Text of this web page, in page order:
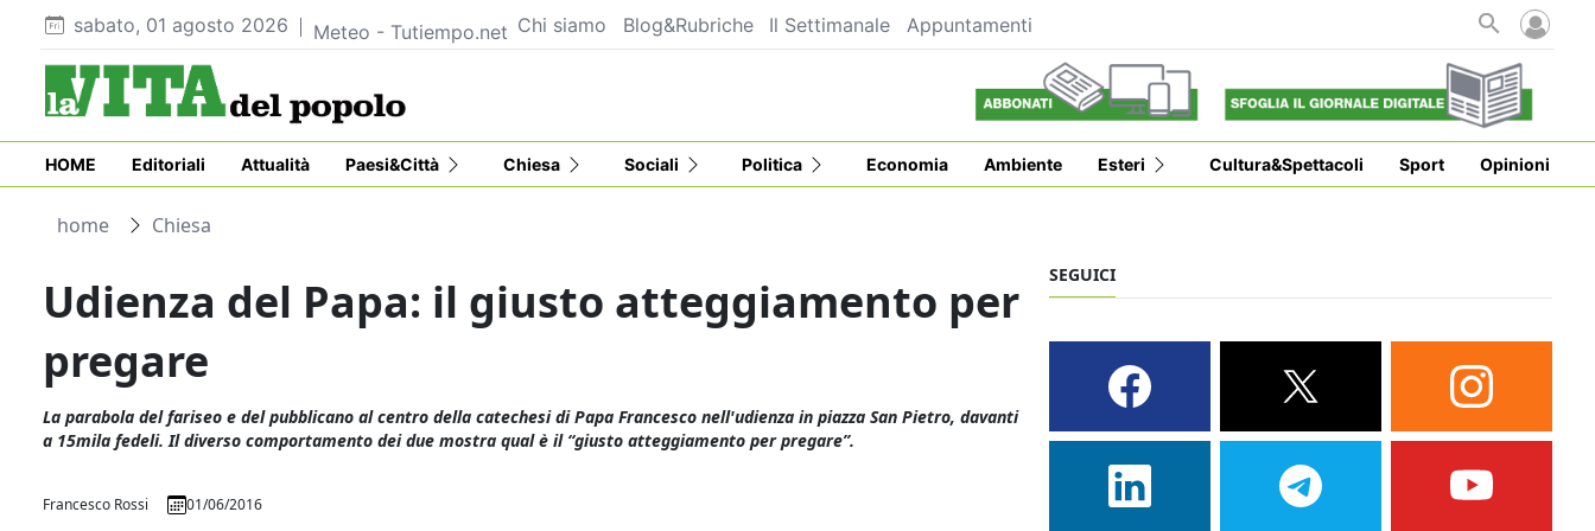
sabato, 01 agosto 2026 Meteo - Tutiempo.net Chi siamo Blog&Rubriche Il Settimanale Appuntamenti
HOME Editoriali Attualità Paesi&Città Chiesa Sociali Politica Economia Ambiente Esteri Cultura&Spettacoli Sport Opinioni
home Chiesa
Udienza del Papa: il giusto atteggiamento per
pregare
La parabola del fariseo e del pubblicano al centro della catechesi di Papa Francesco nell'udienza in piazza San Pietro, davanti
a 15mila fedeli. Il diverso comportamento dei due mostra qual è il “giusto atteggiamento per pregare”.
Francesco Rossi 01/06/2016
SEGUICI